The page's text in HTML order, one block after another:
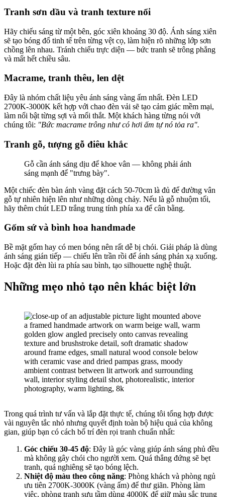
Tranh sơn dầu và tranh texture nổi
Hãy chiếu sáng từ một bên, góc xiên khoảng 30 độ. Ánh sáng xiên
sẽ tạo bóng đổ tinh tế trên từng vệt cọ, làm hiện rõ những lớp sơn
chồng lên nhau. Tránh chiếu trực diện — bức tranh sẽ trông phẳng
và mất hết chiều sâu.
Macrame, tranh thêu, len dệt
Đây là nhóm chất liệu yêu ánh sáng vàng ấm nhất. Đèn LED
2700K-3000K kết hợp với chao đèn vải sẽ tạo cảm giác mềm mại,
làm nổi bật từng sợi và mối thắt. Một khách hàng từng nói với
chúng tôi: "Bức macrame trông như có hơi ấm tự nó tỏa ra".
Tranh gỗ, tượng gỗ điêu khắc
Gỗ cần ánh sáng dịu để khoe vân — không phải ánh
sáng mạnh để "trưng bày".
Một chiếc đèn bàn ánh vàng đặt cách 50-70cm là đủ để đường vân
gỗ tự nhiên hiện lên như những dòng chảy. Nếu là gỗ nhuộm tối,
hãy thêm chút LED trắng trung tính phía xa để cân bằng.
Gốm sứ và bình hoa handmade
Bề mặt gốm hay có men bóng nên rất dễ bị chói. Giải pháp là dùng
ánh sáng gián tiếp — chiếu lên trần rồi để ánh sáng phản xạ xuống.
Hoặc đặt đèn lùi ra phía sau bình, tạo silhouette nghệ thuật.
Những mẹo nhỏ tạo nên khác biệt lớn
Trong quá trình tư vấn và lắp đặt thực tế, chúng tôi tổng hợp được
vài nguyên tắc nhỏ nhưng quyết định toàn bộ hiệu quả của không
gian, giúp bạn có cách bố trí đèn rọi tranh chuẩn nhất:
Góc chiếu 30-45 độ: Đây là góc vàng giúp ánh sáng phủ đều
mà không gây chói cho người xem. Quá thẳng đứng sẽ bẹt
tranh, quá nghiêng sẽ tạo bóng lệch.
Nhiệt độ màu theo công năng: Phòng khách và phòng ngủ
ưu tiên 2700K-3000K (vàng ấm) để thư giãn. Phòng làm
việc, phòng tranh sưu tầm dùng 4000K để giữ màu sắc trung